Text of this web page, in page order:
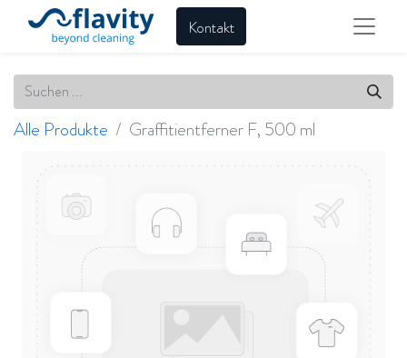
Kontakt
Alle Produkte Graffitientferner F, 500 ml